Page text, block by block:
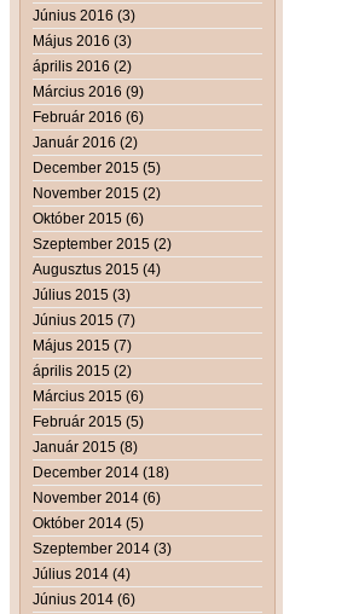
Június 2016 (3)
Május 2016 (3)
április 2016 (2)
Március 2016 (9)
Február 2016 (6)
Január 2016 (2)
December 2015 (5)
November 2015 (2)
Október 2015 (6)
Szeptember 2015 (2)
Augusztus 2015 (4)
Július 2015 (3)
Június 2015 (7)
Május 2015 (7)
április 2015 (2)
Március 2015 (6)
Február 2015 (5)
Január 2015 (8)
December 2014 (18)
November 2014 (6)
Október 2014 (5)
Szeptember 2014 (3)
Július 2014 (4)
Június 2014 (6)